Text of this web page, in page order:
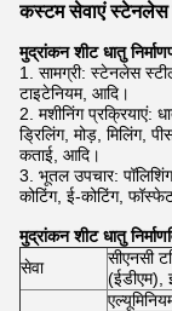
कस्टम सेवाएं स्टेनलेस
मुद्रांकन शीट धातु निर्माण
1. सामग्री: स्टेनलेस
टाइटेनियम, आदि।
2. मशीनिंग प्रक्रियाएं:
ड्रिलिंग, मोड़, मिलिंग,
कताई, आदि।
3. भूतल उपचार:
कोटिंग, ई-कोटिंग,
मुद्रांकन शीट धातु निर्माण
सेवा
सीएनसी
(ईडीएम),